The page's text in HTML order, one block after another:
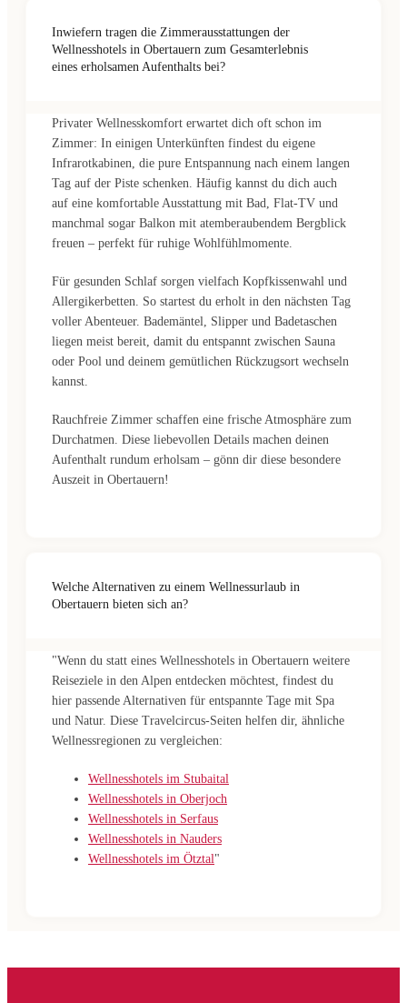
Inwiefern tragen die Zimmerausstattungen der
Wellnesshotels in Obertauern zum Gesamterlebnis
eines erholsamen Aufenthalts bei?
Privater Wellnesskomfort erwartet dich oft schon im
Zimmer: In einigen Unterkünften findest du eigene
Infrarotkabinen, die pure Entspannung nach einem langen
Tag auf der Piste schenken. Häufig kannst du dich auch
auf eine komfortable Ausstattung mit Bad, Flat-TV und
manchmal sogar Balkon mit atemberaubendem Bergblick
freuen – perfekt für ruhige Wohlfühlmomente.
Für gesunden Schlaf sorgen vielfach Kopfkissenwahl und
Allergikerbetten. So startest du erholt in den nächsten Tag
voller Abenteuer. Bademäntel, Slipper und Badetaschen
liegen meist bereit, damit du entspannt zwischen Sauna
oder Pool und deinem gemütlichen Rückzugsort wechseln
kannst.
Rauchfreie Zimmer schaffen eine frische Atmosphäre zum
Durchatmen. Diese liebevollen Details machen deinen
Aufenthalt rundum erholsam – gönn dir diese besondere
Auszeit in Obertauern!
Welche Alternativen zu einem Wellnessurlaub in
Obertauern bieten sich an?
"Wenn du statt eines Wellnesshotels in Obertauern weitere
Reiseziele in den Alpen entdecken möchtest, findest du
hier passende Alternativen für entspannte Tage mit Spa
und Natur. Diese Travelcircus-Seiten helfen dir, ähnliche
Wellnessregionen zu vergleichen:
Wellnesshotels im Stubaital
Wellnesshotels in Oberjoch
Wellnesshotels in Serfaus
Wellnesshotels in Nauders
Wellnesshotels im Ötztal"